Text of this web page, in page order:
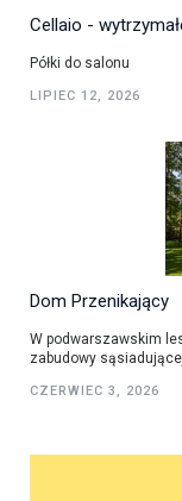
Cellaio -
Półki do salonu
LIPIEC 12, 2026
Dom Przenikający
W podwarszawskim
zabudowy
CZERWIEC 3, 2026